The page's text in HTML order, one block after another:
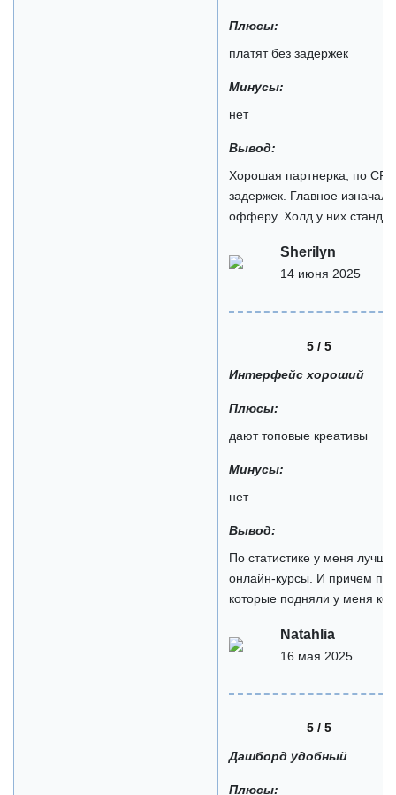
Плюсы:
платят без задержек
Минусы:
нет
Вывод:
Хорошая партнерка, по
задержек. Главное
офферу. Холд у них
Sherilyn
14 июня 2025
5 / 5
Интерфейс хороший
Плюсы:
дают топовые креативы
Минусы:
нет
Вывод:
По статистике у меня
онлайн-курсы. И причем по
которые подняли у меня
Natahlia
16 мая 2025
5 / 5
Дашборд удобный
Плюсы: